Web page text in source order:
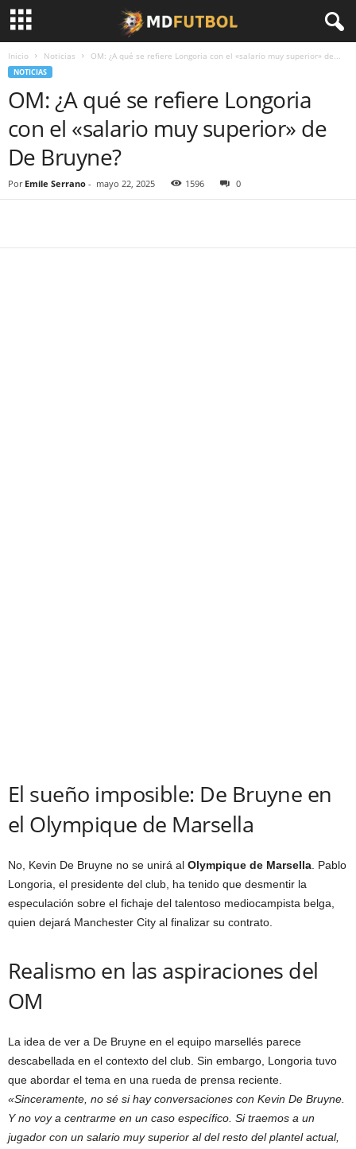
Inicio Noticias OM: ¿A qué se refiere Longoria con el «salario muy superior» de...
NOTICIAS
OM: ¿A qué se refiere Longoria
con el «salario muy superior» de
De Bruyne?
Por Emile Serrano - mayo 22, 2025 1596 0
El sueño imposible: De Bruyne en
el Olympique de Marsella
No, Kevin De Bruyne no se unirá al Olympique de Marsella. Pablo
Longoria, el presidente del club, ha tenido que desmentir la
especulación sobre el fichaje del talentoso mediocampista belga,
quien dejará Manchester City al finalizar su contrato.
Realismo en las aspiraciones del
OM
La idea de ver a De Bruyne en el equipo marsellés parece
descabellada en el contexto del club. Sin embargo, Longoria tuvo
que abordar el tema en una rueda de prensa reciente.
«Sinceramente, no sé si hay conversaciones con Kevin De Bruyne.
Y no voy a centrarme en un caso específico. Si traemos a un
jugador con un salario muy superior al del resto del plantel actual,